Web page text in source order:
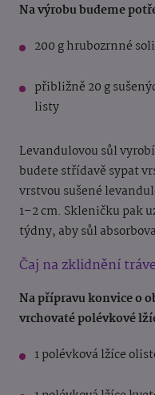
Na výrobu budeme
200 g hrubozrnné
přibližně 20 g
listy
Levandulovou sůl
budete střídavě sypat
vrstvou sušené
1–2 cm. Skleničku pak
týdny, aby sůl
Čaj na zklidnění
Na přípravu konvice o
vrchovaté polévkové
1 polévková lžíce